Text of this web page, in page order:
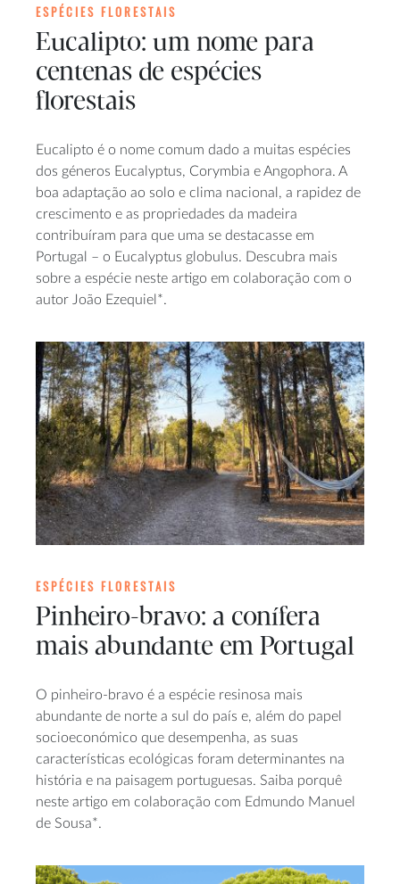
ESPÉCIES FLORESTAIS
Eucalipto: um nome para
centenas de espécies
florestais
Eucalipto é o nome comum dado a muitas espécies
dos géneros Eucalyptus, Corymbia e Angophora. A
boa adaptação ao solo e clima nacional, a rapidez de
crescimento e as propriedades da madeira
contribuíram para que uma se destacasse em
Portugal – o Eucalyptus globulus. Descubra mais
sobre a espécie neste artigo em colaboração com o
autor João Ezequiel*.
ESPÉCIES FLORESTAIS
Pinheiro-bravo: a conífera
mais abundante em Portugal
O pinheiro-bravo é a espécie resinosa mais
abundante de norte a sul do país e, além do papel
socioeconómico que desempenha, as suas
características ecológicas foram determinantes na
história e na paisagem portuguesas. Saiba porquê
neste artigo em colaboração com Edmundo Manuel
de Sousa*.